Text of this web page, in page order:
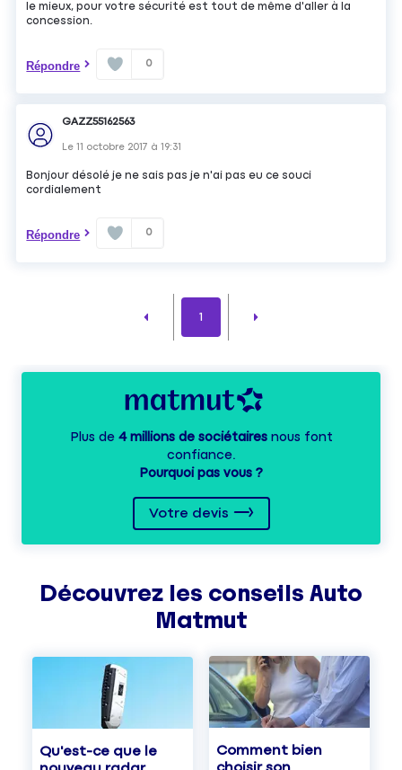
le mieux, pour votre sécurité est tout de même d'aller à la
concession.
Répondre 0
GAZZ55162563
Le11 octobre 2017 à19:31
Bonjour désolé je ne sais pas je n'ai pas eu ce souci
cordialement
Répondre 0
1
Plus de 4 millions de sociétairesnous font
confiance.
Pourquoi pas vous ?
Votre devis
Découvrez les conseils Auto
Matmut
Qu'est-ce que le
Comment bien